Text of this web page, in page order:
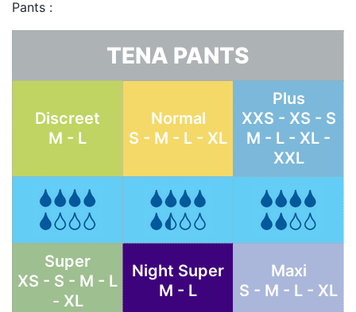
Pants :
TENA PANTS
Discreet
M - L
Normal
S - M - L - XL
Plus
XXS - XS - S
M - L - XL -
XXL
Super
XS - S - M - L
- XL
Night Super
M - L
Maxi
S - M - L - XL